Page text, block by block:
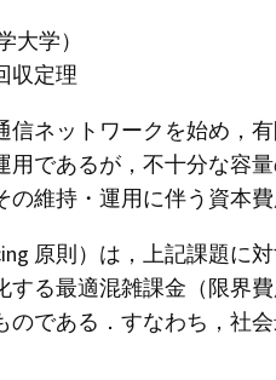
大学）
収定理
ネットワークを始め，
であるが，不十分な容
維持・運用に伴う資本
原則）は，上記課題に
る最適混雑課金（限界
である．すなわち，社